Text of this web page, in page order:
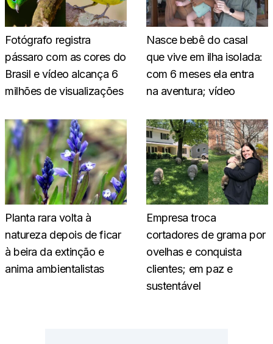
Fotógrafo registra
pássaro com as cores do
Brasil e vídeo alcança 6
milhões de visualizações
Nasce bebê do casal
que vive em ilha isolada:
com 6 meses ela entra
na aventura; vídeo
Planta rara volta à
natureza depois de ficar
à beira da extinção e
anima ambientalistas
Empresa troca
cortadores de grama por
ovelhas e conquista
clientes; em paz e
sustentável